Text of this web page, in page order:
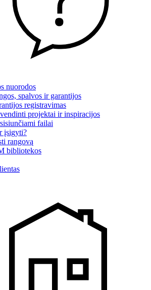
nuorodos
spalvos ir garantijos
registravimas
projektai ir inspiracijos
failai
įsigyti?
rangovą
bibliotekos